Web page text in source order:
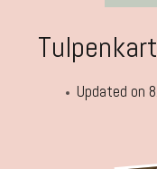
Updated on